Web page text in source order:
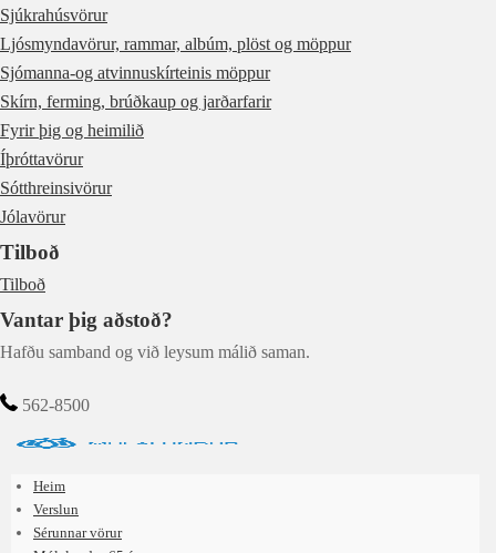
Sjúkrahúsvörur
Ljósmyndavörur, rammar, albúm, plöst og möppur
Sjómanna-og atvinnuskírteinis möppur
Skírn, ferming, brúðkaup og jarðarfarir
Fyrir þig og heimilið
Íþróttavörur
Sótthreinsivörur
Jólavörur
Tilboð
Tilboð
Vantar þig aðstoð?
Hafðu samband og við leysum málið saman.
562-8500
Heim
Verslun
Sérunnar vörur